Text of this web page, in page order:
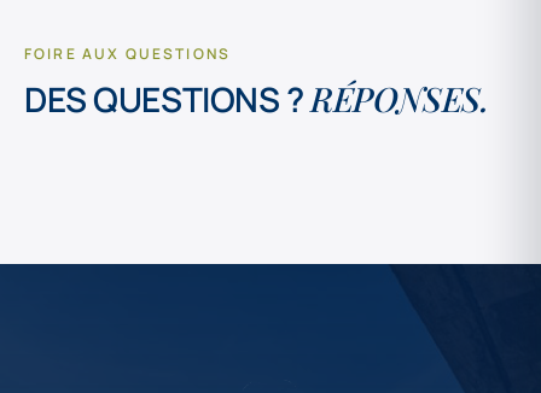
FOIRE AUX QUESTIONS
DES QUESTIONS ?RÉPONSES.